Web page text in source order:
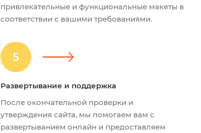
привлекательные и функциональные макеты в
соответствии с вашими требованиями.
5
Развертывание и поддержка
После окончательной проверки и
утверждения сайта, мы помогаем вам с
развертыванием онлайн и предоставляем